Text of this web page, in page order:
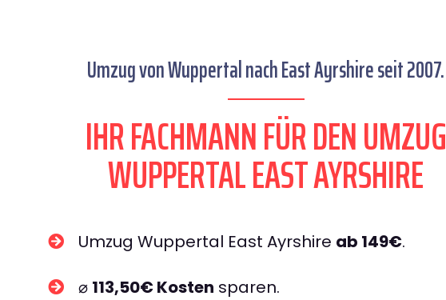
Umzug von Wuppertal nach East Ayrshire seit 2007.
IHR FACHMANN FÜR DEN UMZUG
WUPPERTAL EAST AYRSHIRE
Umzug Wuppertal East Ayrshire ab 149€.
⌀ 113,50€ Kosten sparen.